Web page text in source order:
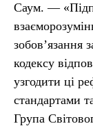
Саум. —
зобов’язання
кодексу
узгодити ці
стандартами
Група